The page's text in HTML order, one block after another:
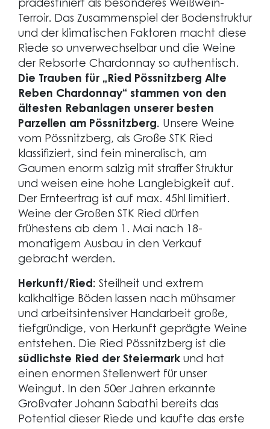
prädestiniert als besonderes Weißwein-
Terroir. Das Zusammenspiel der Bodenstruktur
und der klimatischen Faktoren macht diese
Riede so unverwechselbar und die Weine
der Rebsorte Chardonnay so authentisch.
Die Trauben für „Ried Pössnitzberg Alte
Reben Chardonnay“ stammen von den
ältesten Rebanlagen unserer besten
Parzellen am Pössnitzberg. Unsere Weine
vom Pössnitzberg, als Große STK Ried
klassifiziert, sind fein mineralisch, am
Gaumen enorm salzig mit straffer Struktur
und weisen eine hohe Langlebigkeit auf.
Der Ernteertrag ist auf max. 45hl limitiert.
Weine der Großen STK Ried dürfen
frühestens ab dem 1. Mai nach 18-
monatigem Ausbau in den Verkauf
gebracht werden.
Herkunft/Ried: Steilheit und extrem
kalkhaltige Böden lassen nach mühsamer
und arbeitsintensiver Handarbeit große,
tiefgründige, von Herkunft geprägte Weine
entstehen. Die Ried Pössnitzberg ist die
südlichste Ried der Steiermarkund hat
einen enormen Stellenwert für unser
Weingut. In den 50er Jahren erkannte
Großvater Johann Sabathi bereits das
Potential dieser Riede und kaufte das erste